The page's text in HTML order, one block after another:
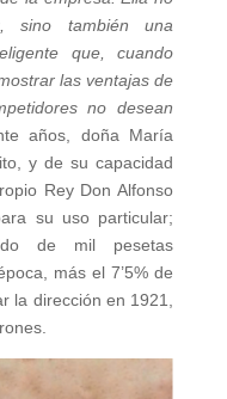
sino también una
que, cuando
las ventajas de
no desean
años, doña María
y de su capacidad
Rey Don Alfonso
su uso particular;
de mil pesetas
más el 7’5% de
la dirección en 1921,